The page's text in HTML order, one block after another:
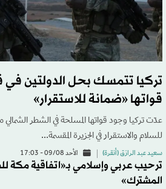
تركيا تتمسك بحل الدولتين
قواتها «ضمانة للاستقرار»
عدّت تركيا وجود قواتها المسلحة في الشطر
للسلام والاستقرار في الجزيرة المقسمة...
سعيد عبد الرازق (أنقرة) الأحد 09/08 - 17:03
ترحيب عربي وإسلامي بـ«اتفاقية مكة
المشترك»